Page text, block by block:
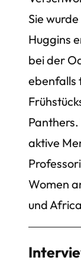
Sie
Huggins
bei der
ebenfalls
aktive
Women
und